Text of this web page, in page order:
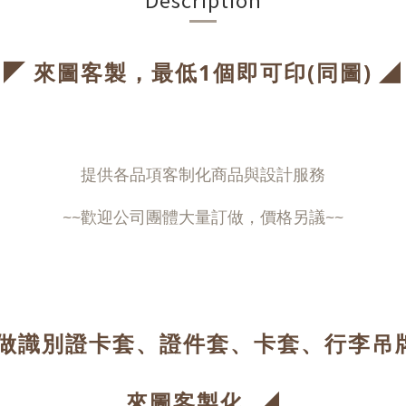
◤ 來圖客製，最低1個即可印(同圖) ◢
提供各品項客制化商品與設計服務
~~歡迎公司團體大量訂做，價格另議~~
識別證卡套、 證件套、卡套、行李吊